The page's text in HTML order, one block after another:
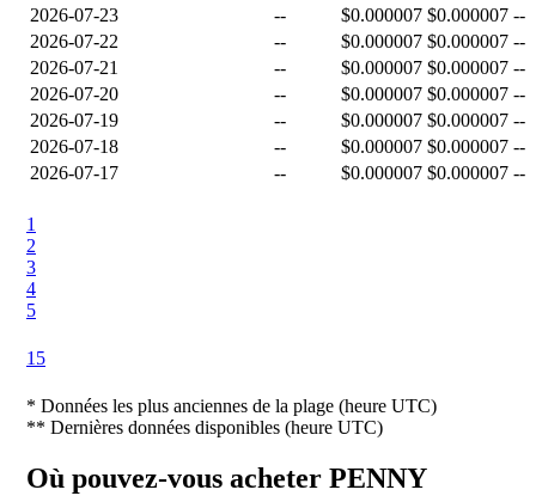
2026-07-23
-- $0.000007 $0.000007 --
2026-07-22
-- $0.000007 $0.000007 --
2026-07-21
-- $0.000007 $0.000007 --
2026-07-20
-- $0.000007 $0.000007 --
2026-07-19
-- $0.000007 $0.000007 --
2026-07-18
-- $0.000007 $0.000007 --
2026-07-17
-- $0.000007 $0.000007 --
1
2
3
4
5
15
* Données les plus anciennes de la plage (heure UTC)
** Dernières données disponibles (heure UTC)
Où pouvez-vous acheter PENNY